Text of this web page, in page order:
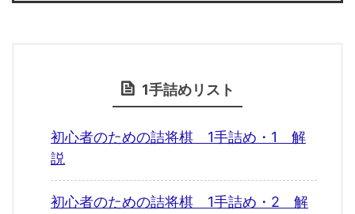
1手詰めリスト
初心者のための詰将棋 1手詰め・1 解
説
初心者のための詰将棋 1手詰め・2 解